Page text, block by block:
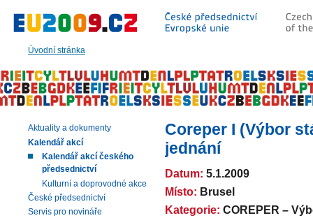
Úvodní stránka
hlavní
|
navigaci
|
vyhledávání
Coreper I (Výbor
jednání
Datum: 5.1.2009
Místo: Brusel
Kategorie: COREPER –
Aktuality a dokumenty
Kalendář akcí
Kalendář akcí českého
předsednictví
Kulturní a doprovodné akce
České předsednictví
Servis pro novináře